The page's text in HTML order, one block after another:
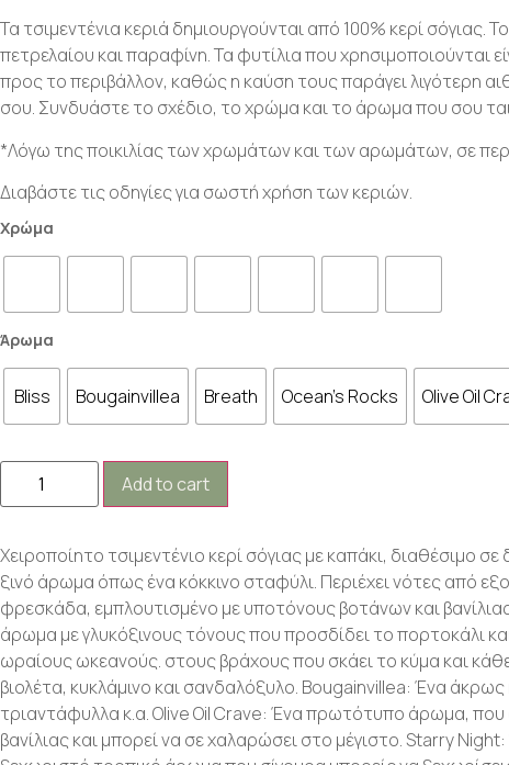
Τα τσιμεντένια κεριά δημιουργούνται από 100% κερί
πετρελαίου και παραφίνη. Τα φυτίλια που χρησιμοποιούνται
προς το περιβάλλον, καθώς η καύση τους παράγει λιγότερη
σου. Συνδυάστε το σχέδιο, το χρώμα και το άρωμα που σου
*Λόγω της ποικιλίας των χρωμάτων και των αρωμάτων, σε
Διαβάστε τις οδηγίες για σωστή χρήση των κεριών.
Χρώμα
Άρωμα
Bliss Bougainvillea Breath Ocean's Rocks Olive Oil
Add to cart
Χειροποίητο τσιμεντένιο κερί σόγιας με καπάκι,
ξινό άρωμα όπως ένα κόκκινο σταφύλι. Περιέχει νότες από
φρεσκάδα, εμπλουτισμένο με υποτόνους βοτάνων και
άρωμα με γλυκόξινους τόνους που προσδίδει το πορτοκάλι
ωραίους ωκεανούς. στους βράχους που σκάει το κύμα και
βιολέτα, κυκλάμινο και σανδαλόξυλο. Bougainvillea: Ένα
τριαντάφυλλα κ.α. Olive Oil Crave: Ένα πρωτότυπο άρωμα,
βανίλιας και μπορεί να σε χαλαρώσει στο μέγιστο. Starry